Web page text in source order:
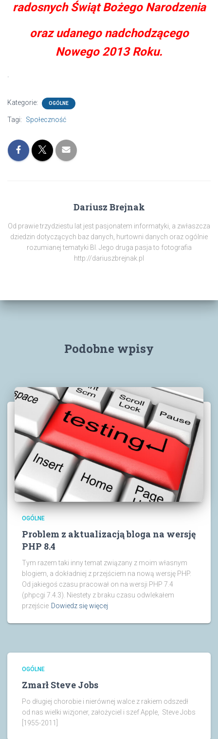
radosnych Świąt Bożego Narodzenia
oraz udanego nadchodzącego
Nowego 2013 Roku.
.
Kategorie: OGÓLNE
Tagi: Społeczność
Dariusz Brejnak
Od prawie trzydziestu lat jest pasjonatem informatyki, a zwłaszcza
dziedzin dotyczących baz danych, hurtowni danych oraz ogólnie
rozumianej tematyki BI. Jego druga pasja to fotografia
http://dariuszbrejnak.pl
Podobne wpisy
OGÓLNE
Problem z aktualizacją bloga na wersję
PHP 8.4
Tym razem taki inny temat związany z moim własnym
blogiem, a dokładniej z przejściem na nową wersję PHP.
Od jakiegoś czasu pracował on na wersji PHP 7.4
(phpcgi 7.4.3). Niestety z braku czasu odwlekałem
przejście Dowiedz się więcej
OGÓLNE
Zmarł Steve Jobs
Po długiej chorobie i nierównej walce z rakiem odszedł
od nas wielki wizjoner, założyciel i szef Apple, Steve Jobs
[1955-2011]